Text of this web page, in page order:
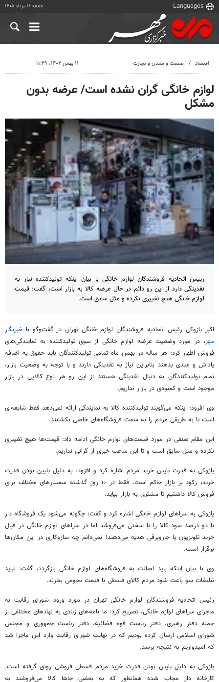
جمعه ۱۶ مرداد ۱۴۰۵
اقتصاد صنعت و معدن و تجارت ۱۱ بهمن ۱۴۰۲، ۱۱:۲۹
لوازم خانگی گران نشده است/ عرضه بدون
مشکل
رییس اتحادیه فروشندگان لوازم خانگی با بیان اینکه تولیدکننده نیاز به
نقدینگی دارد از این رو دائم در حال عرضه کالا به بازار است، گفت: قیمت
لوازم خانگی هیچ تغییری نکرده و مثل سابق است.
اکبر پازوکی رئیساتحادیه فروشندگان لوازم خانگی تهران در گفت‌وگو با خبرنگار
مهر، در مورد وضعیت عرضه لوازم خانگی از سوی تولیدکننده به نمایندگی‌های
فروش اظهار کرد: هر ساله در بهمن ماه تمامی تولیدکنندگان باید حقوق به اضافه
پاداش و عیدی بدهند بنابراین نیاز به نقدینگی دارند و با توجه به وضعیت بازار،
تمام تولیدکنندگان به دنبال نقدینگی هستند از این رو هر نوع کالایی در بازار
موجود است و کمبودی در بازار نداریم.
وی افزود: اینکه می‌گویند تولیدکننده کالا به نمایندگی ارائه نمی‌دهد فقط شایعه‌ای
است تا به طریقی مردم را به سمت فروشگاه‌های خاصی بکشانند.
این مقام صنفی در مورد قیمت‌های لوازم خانگی ادامه داد: قیمت‌ها هیچ تغییری
نکرده و مثل سابق است و تا این ساعت خبری از گرانی نداریم.
پازوکی به قدرت پایین خرید مردم اشاره کرد و افزود: به دلیل پایین بودن قدرت
خرید، رکود بر بازار حاکم است. فقط در ۱۰ روز گذشته سمینارهای مختلف برای
فروش کالا داشتیم تا مشتری به بازار بیاید.
پازوکی به سراهای لوازم خانگی اشاره کرد و گفت: چگونه می‌شود یک فروشگاه دار
با دو درصد سود کالا را با سختی می‌فروشد اما در سراهای لوازم خانگی در قبال
خرید تلویزیون یا جاروبرقی هدیه می‌دهند! نمی‌دانم چه سازوکاری در این مکان‌ها
برقرار است.
وی با بیان اینکه باید اصالت به فروشگاه‌های لوازم خانگی بازگردد، گفت: نباید
تبلیغات سو باعث شود مردم کالای قسطی با قیمت نجومی بخرند.
رئیس اتحادیه فروشندگان لوازم خانگی تهران در مورد ورود شورای رقابت به
ماجرای سراهای لوازم خانگی، تصریح کرد: ما نامه‌های زیادی به نهادهای مختلفی از
جمله دفتر رهبری، دفتر ریاست قوه قضائیه، دفتر ریاست جمهوری و مجلس
شورای اسلامی ارسال کرده بودیم که در نهایت شورای رقابت وارد این ماجرا شد
که امیدواریم به نتیجه برسد.
پازوکی به دلیل پایین بودن قدرت خرید مردم قسطی فروشی رونق گرفته است.
کارخانه دار مجاب شده همانطور که به بعضی جاها کالا می‌فروشند به